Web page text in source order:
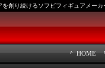
創り続けるソフビフィギュアメーカ
HOME